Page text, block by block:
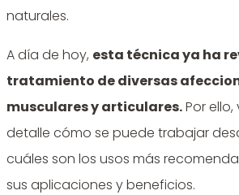
naturales.
A día de hoy, esta técnica ya ha
tratamiento de diversas
musculares y articulares.Por
detalle cómo se puede trabajar
cuáles son los usos más
sus aplicaciones y beneficios.